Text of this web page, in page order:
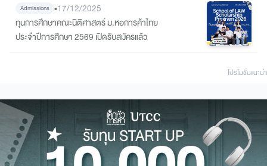
Admissions •17/12/2025
ทุนการศึกษาคณะนิติศาสตร์ ม.หอการค้าไทย
ประจำปีการศึกษา 2569 เปิดรับสมัครแล้ว
โปรโมชั่นแนะนํา